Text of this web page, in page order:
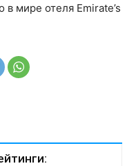
в мире отеля Emirate’s